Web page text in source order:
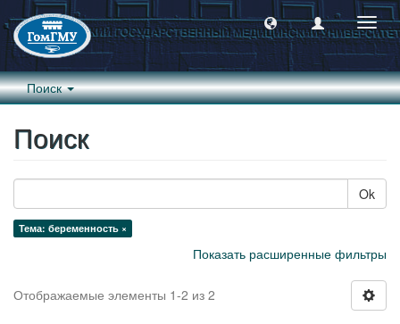
Поиск
Поиск
Ok
Тема: беременность ×
Показать расширенные фильтры
Отображаемые элементы 1-2 из 2